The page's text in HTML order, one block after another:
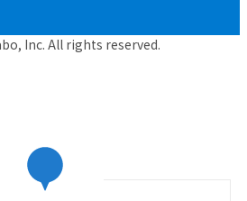
基づく参加申込について承
る契約（以下「参加契約」
が成立するものとします。
Inc. All rights reserved.